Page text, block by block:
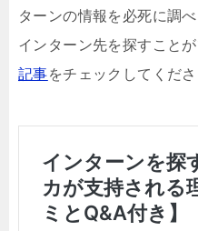
ターンの情報を必死に調
インターン先を探すこと
記事をチェックしてくださ